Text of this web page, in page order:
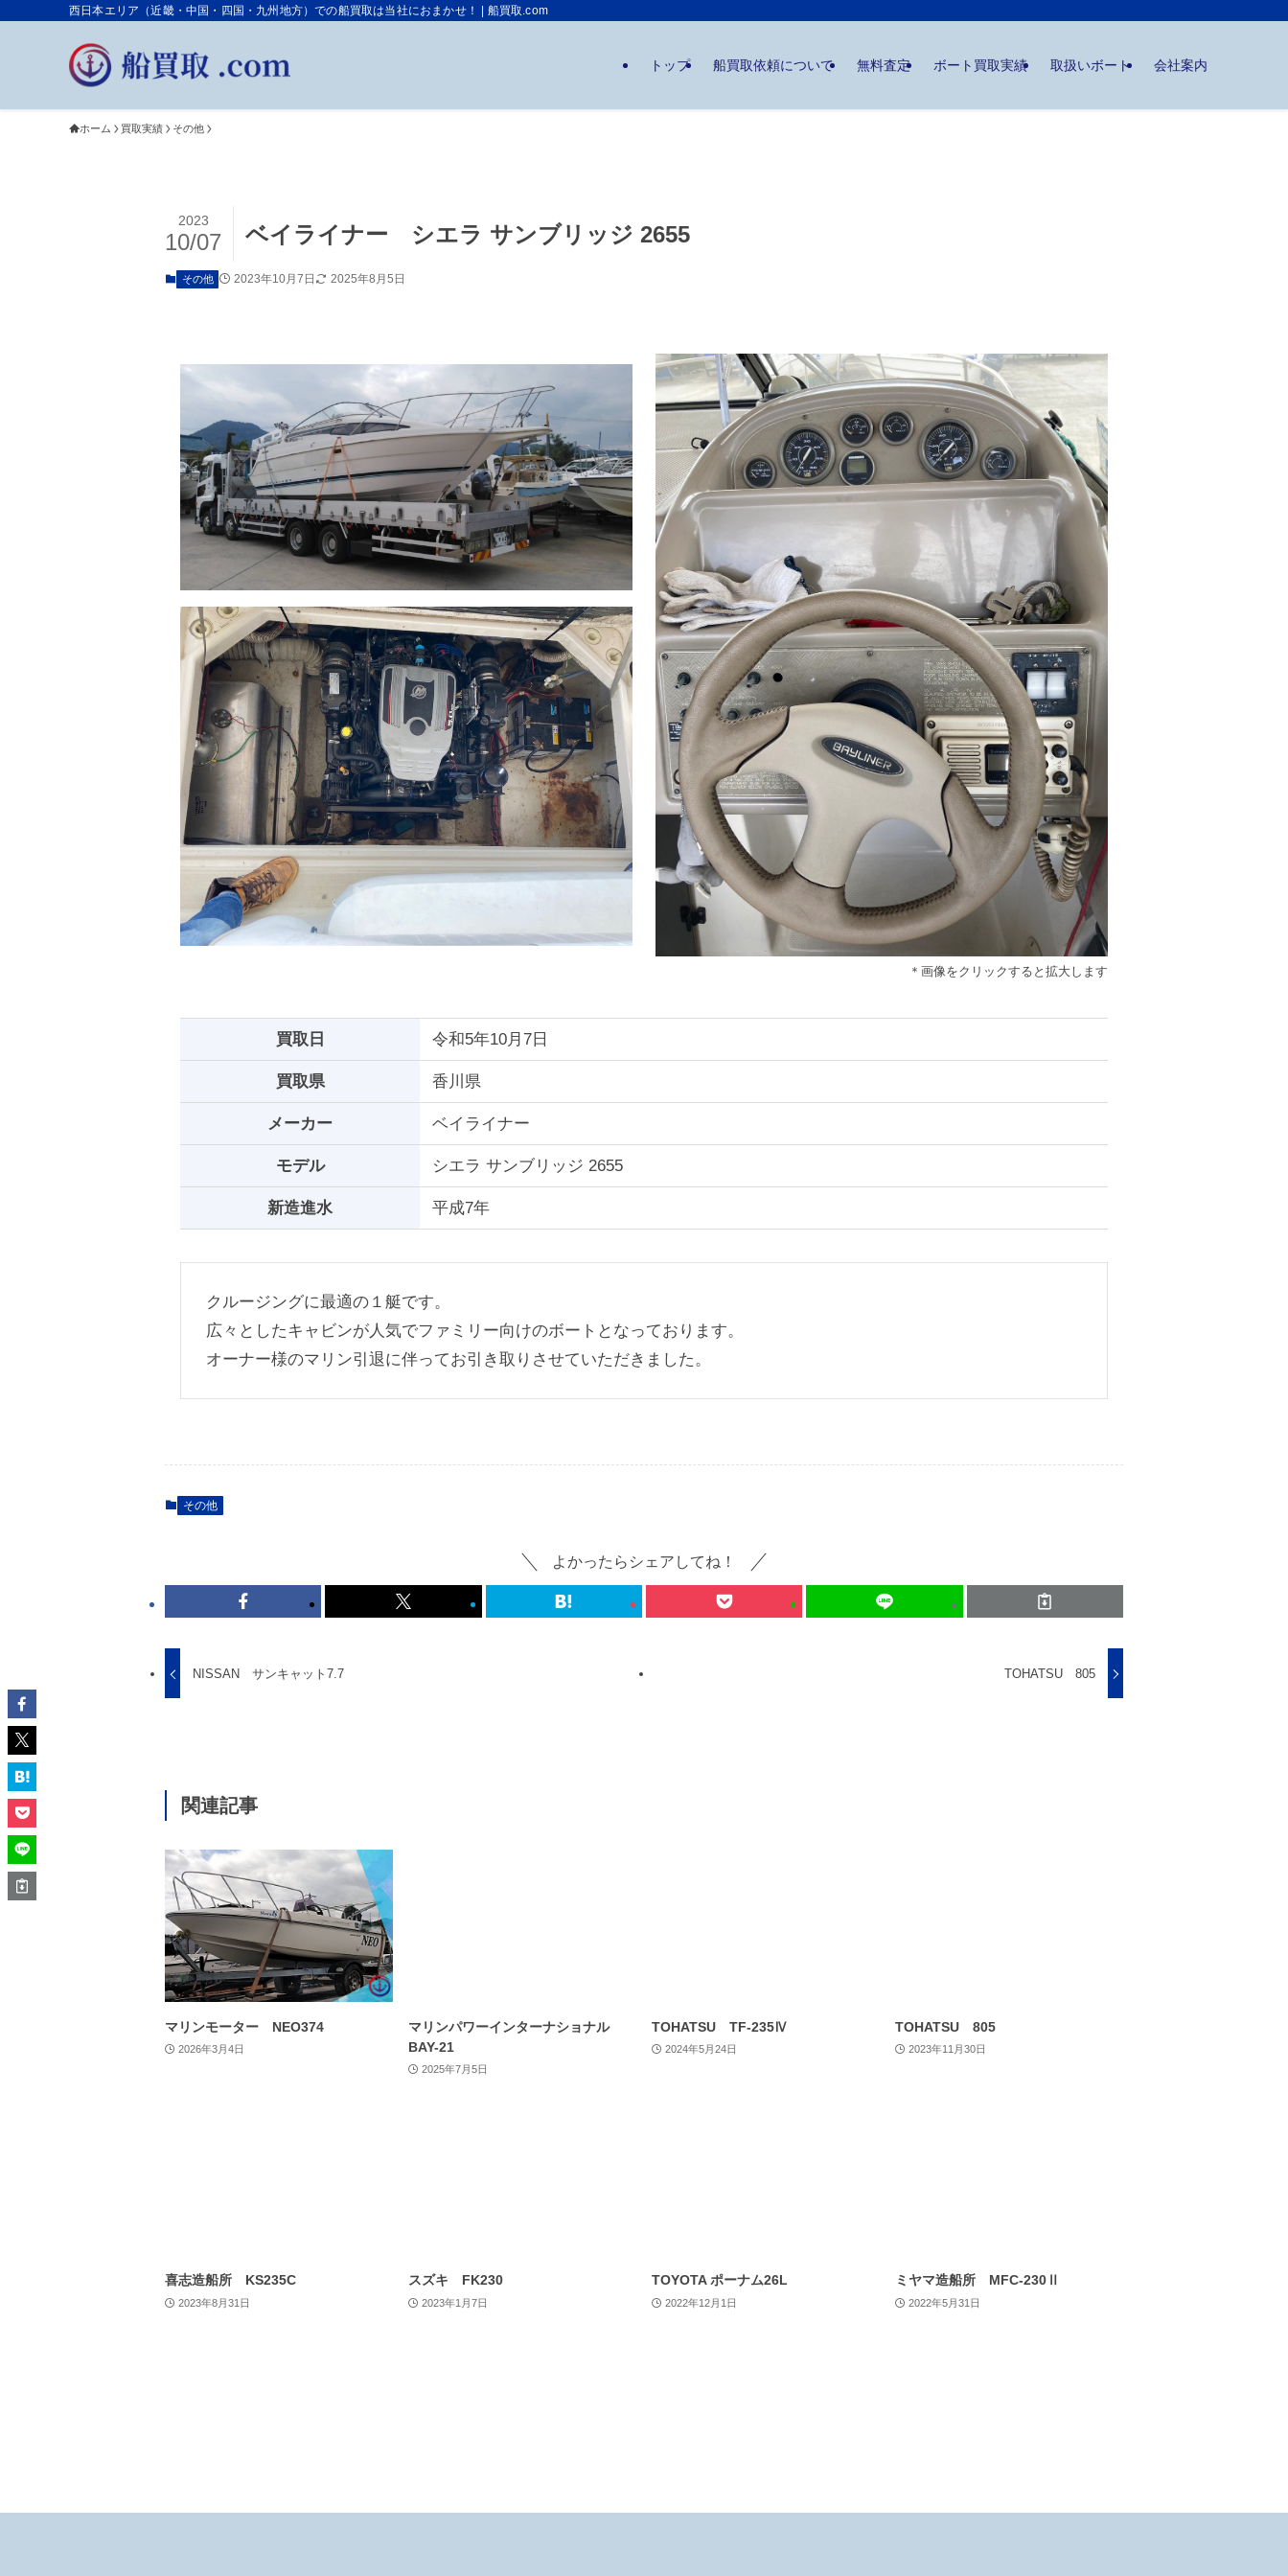
西日本エリア（近畿・中国・四国・九州地方）での船買取は当社におまかせ！ | 船買取.com
トップ 船買取依頼について 無料査定 ボート買取実績 取扱いボート 会社案内
ホーム 買取実績 その他
ベイライナー シエラ サンブリッジ 2655
2023
10/07
その他 2023年10月7日 2025年8月5日
＊画像をクリックすると拡大します
買取日 令和5年10月7日
買取県 香川県
メーカー ベイライナー
モデル シエラ サンブリッジ 2655
新造進水 平成7年
クルージングに最適の１艇です。
広々としたキャビンが人気でファミリー向けのボートとなっております。
オーナー様のマリン引退に伴ってお引き取りさせていただきました。
その他
よかったらシェアしてね！
NISSAN サンキャット7.7 TOHATSU 805
関連記事
マリンモーター NEO374
2026年3月4日
マリンパワーインターナショナル
BAY-21
2025年7月5日
TOHATSU TF-235Ⅳ
2024年5月24日
TOHATSU 805
2023年11月30日
喜志造船所 KS235C
2023年8月31日
スズキ FK230
2023年1月7日
TOYOTA ポーナム26L
2022年12月1日
ミヤマ造船所 MFC-230Ⅱ
2022年5月31日